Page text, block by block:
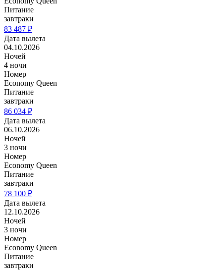
Питание
завтраки
83 487 ₽
Дата вылета
04.10.2026
Ночей
4 ночи
Номер
Economy Queen
Питание
завтраки
86 034 ₽
Дата вылета
06.10.2026
Ночей
3 ночи
Номер
Economy Queen
Питание
завтраки
78 100 ₽
Дата вылета
12.10.2026
Ночей
3 ночи
Номер
Economy Queen
Питание
завтраки